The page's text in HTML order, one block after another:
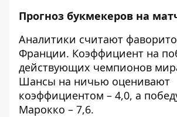
Прогноз букмекеров на
Аналитики считают
Франции. Коэффициент на
действующих чемпионов
Шансы на ничью оценивают
коэффициентом – 4,0, а
Марокко – 7,6.